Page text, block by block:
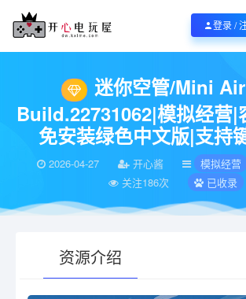
欢迎您光临开心电玩屋，本站专注分享精品整合游戏
登录 /
当前位置： 开心电玩屋 模拟经营 >迷你
迷你空管/Mini
Build.22731062|模拟经营|
免安装绿色中文版|支持
2026-04-27 开心酱 模拟经营
关注186次
已收录
资源介绍